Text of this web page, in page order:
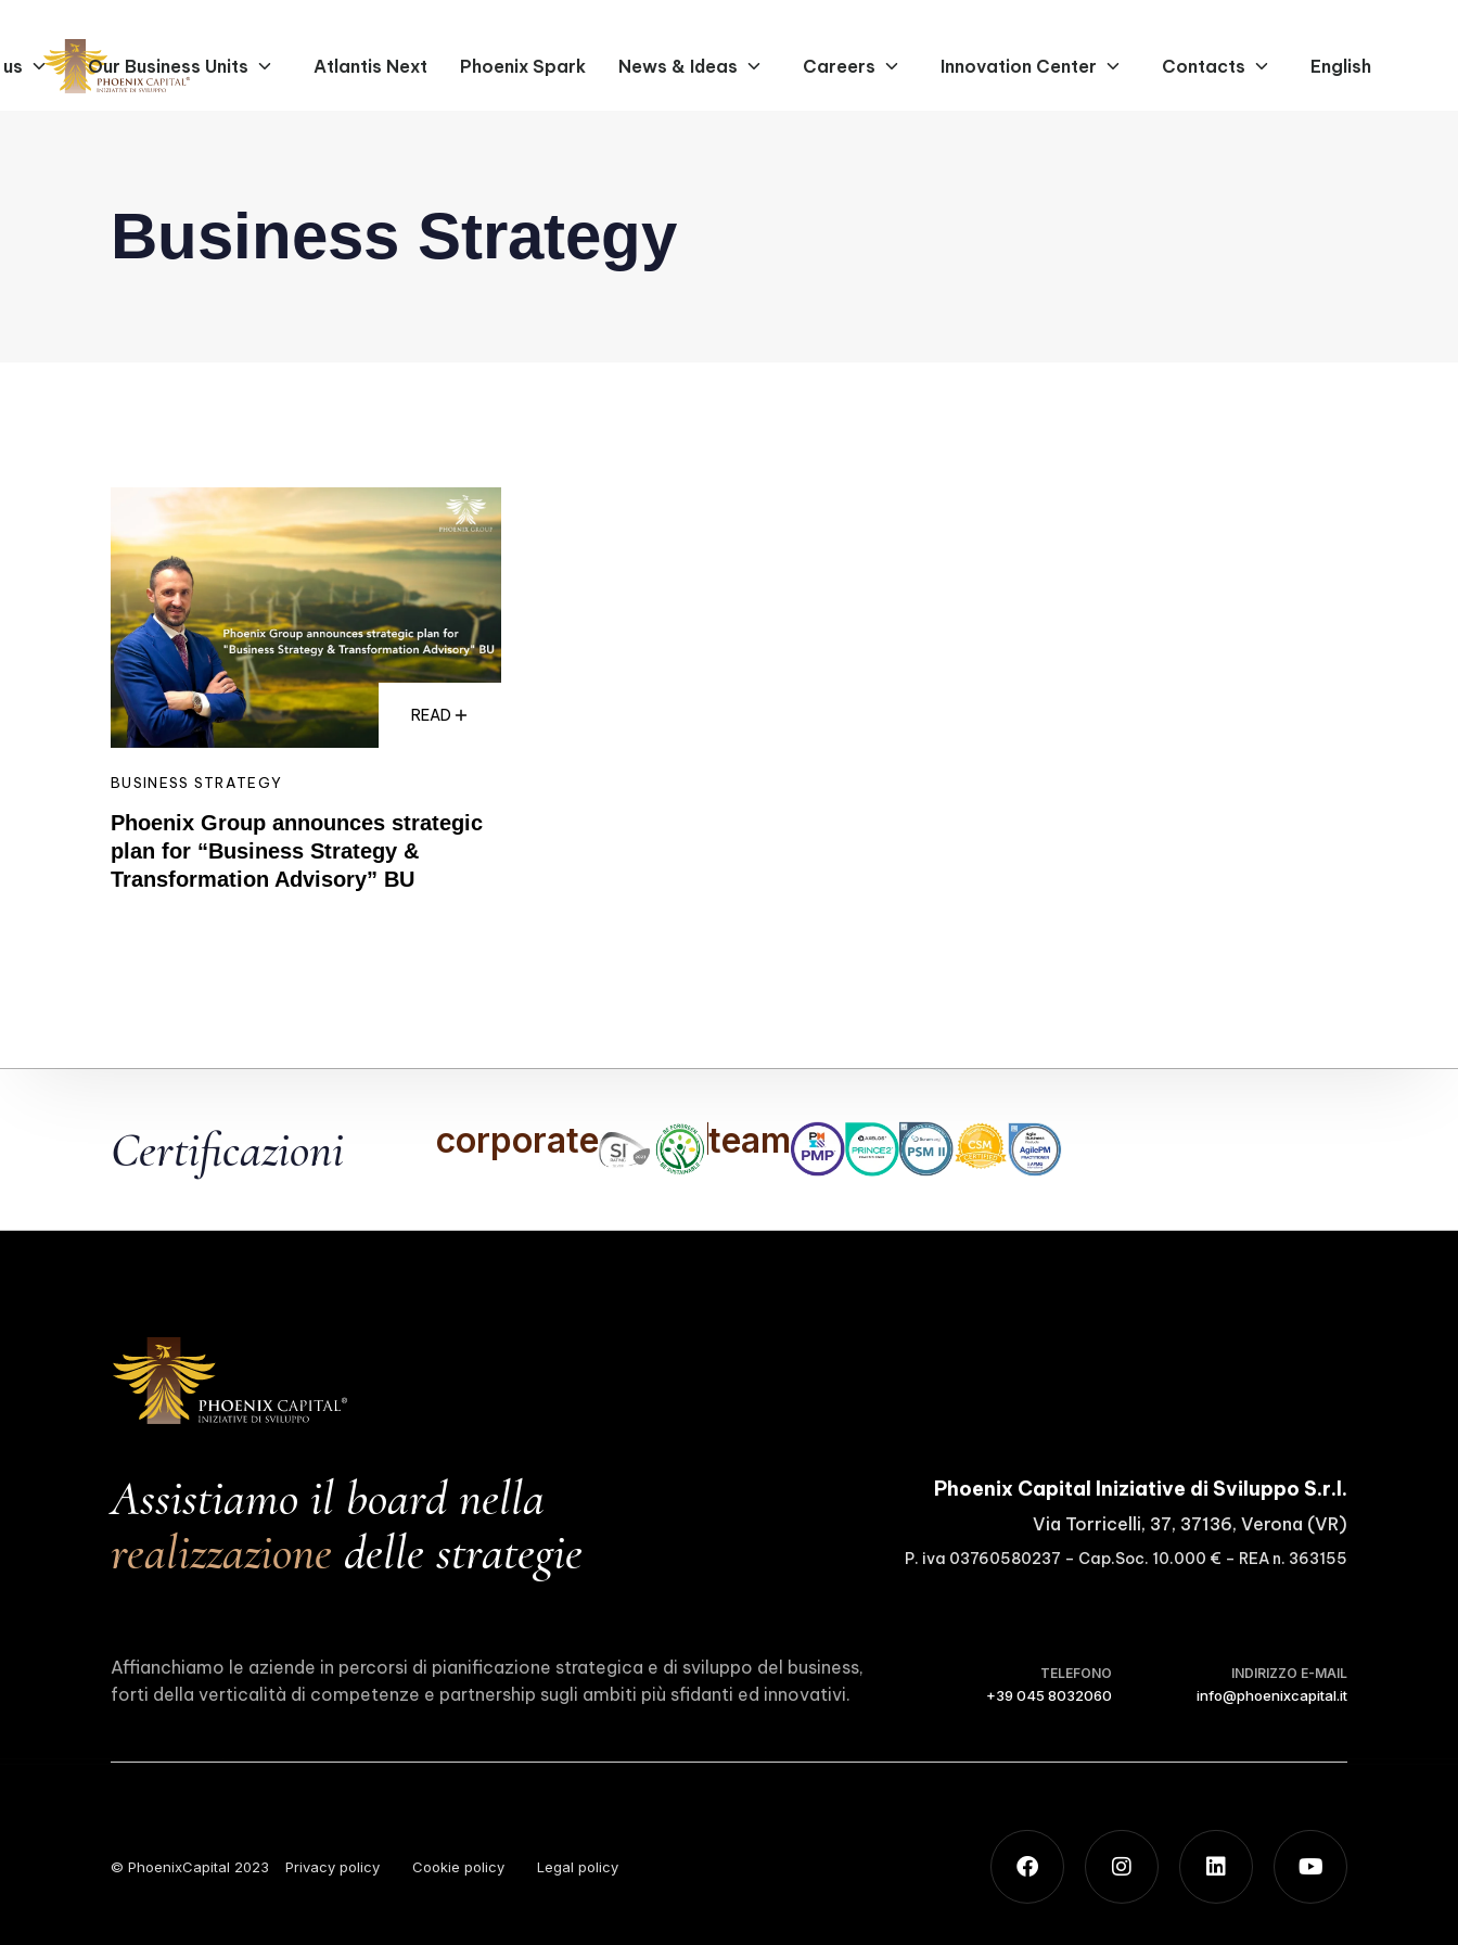
Our Business Units Atlantis Next Phoenix Spark News & Ideas Careers Innovation Center Contacts English
Business Strategy
READ
BUSINESS STRATEGY
Phoenix Group announces strategic
plan for “Business Strategy &
Transformation Advisory” BU
Certificazioni corporate team
Assistiamo il board nella
realizzazione delle strategie
Affianchiamo le aziende in percorsi di pianificazione strategica e di sviluppo del business,
forti della verticalità di competenze e partnership sugli ambiti più sfidanti ed innovativi.
Phoenix Capital Iniziative di Sviluppo S.r.l.
Via Torricelli, 37, 37136, Verona (VR)
P. iva 03760580237 – Cap.Soc. 10.000 € – REA n. 363155
TELEFONO
+39 045 8032060
INDIRIZZO E-MAIL
info@phoenixcapital.it
© PhoenixCapital 2023 Privacy policy Cookie policy Legal policy